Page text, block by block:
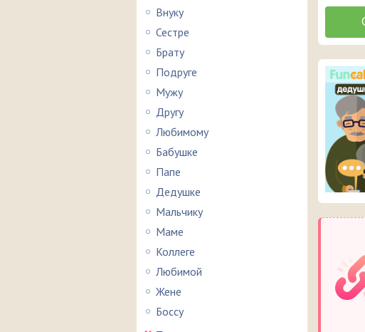
Внуку
Сестре
Брату
Подруге
Мужу
Другу
Любимому
Бабушке
Папе
Дедушке
Мальчику
Маме
Коллеге
Любимой
Жене
Боссу